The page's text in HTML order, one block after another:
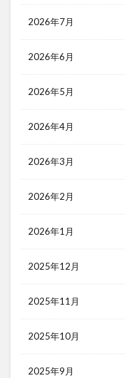
2026年7月
2026年6月
2026年5月
2026年4月
2026年3月
2026年2月
2026年1月
2025年12月
2025年11月
2025年10月
2025年9月